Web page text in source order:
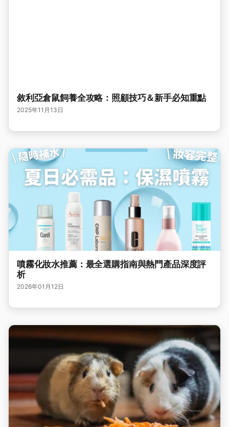
敘利亞倉鼠飼養全攻略：照顧技巧＆新手必知重點
2025年11月13日
噴霧化妝水推薦：最全選購指南與熱門產品深度評
析
2026年01月12日